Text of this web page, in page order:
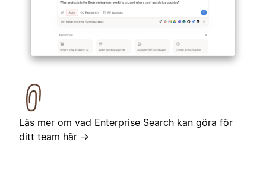
Läs mer om vad Enterprise Search kan göra för
ditt team här →